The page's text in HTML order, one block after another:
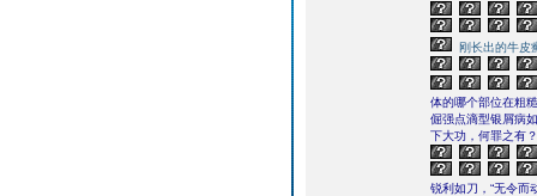
刚长出的牛皮
体的哪个部位在粗
倔强点滴型银屑病
下大功，何罪之有？
锐利如刀，“无令而